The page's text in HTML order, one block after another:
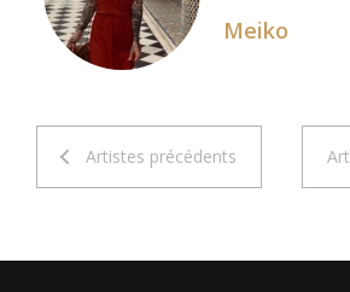
Meiko
Artistes précédents